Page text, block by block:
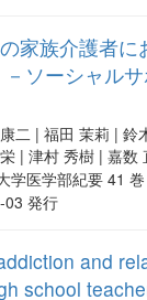
家族介護者に
ソーシャル
二 | 福田 茉莉 | 鈴
| 津村 秀樹 | 嘉数
学医学部紀要 41
03 発行
and
school